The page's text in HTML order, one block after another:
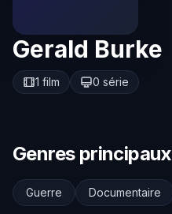
Gerald Burke
1 film 0 série
Genres principaux
Guerre Documentaire